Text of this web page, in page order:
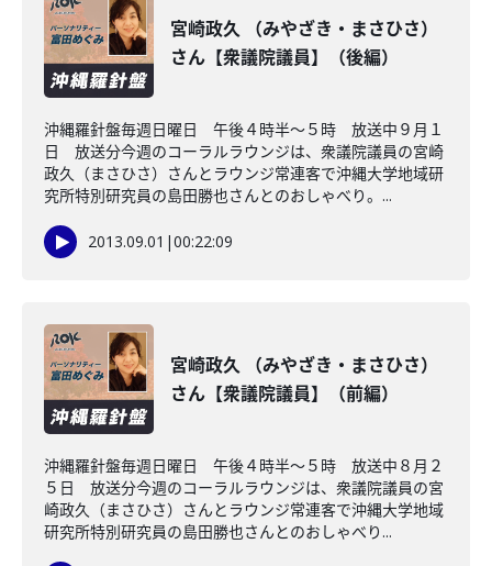
宮崎政久 （みやざき・まさひさ）
さん【衆議院議員】（後編）
沖縄羅針盤毎週日曜日 午後４時半～５時 放送中９月１
日 放送分今週のコーラルラウンジは、衆議院議員の宮崎
政久（まさひさ）さんとラウンジ常連客で沖縄大学地域研
究所特別研究員の島田勝也さんとのおしゃべり。...
2013.09.01 |00:22:09
宮崎政久 （みやざき・まさひさ）
さん【衆議院議員】（前編）
沖縄羅針盤毎週日曜日 午後４時半～５時 放送中８月２
５日 放送分今週のコーラルラウンジは、衆議院議員の宮
崎政久（まさひさ）さんとラウンジ常連客で沖縄大学地域
研究所特別研究員の島田勝也さんとのおしゃべり...